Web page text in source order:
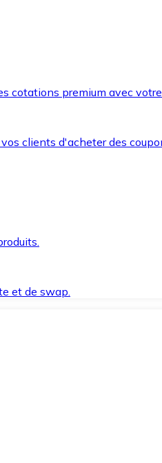
cotations premium avec
clients d'acheter des
et de swap.